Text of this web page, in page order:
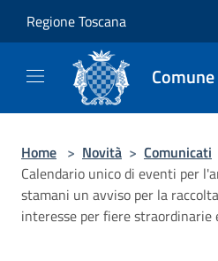
Regione Toscana
Home > Novità > Comunicati
Calendario unico di eventi per
stamani un avviso per la
interesse per fiere straordinarie